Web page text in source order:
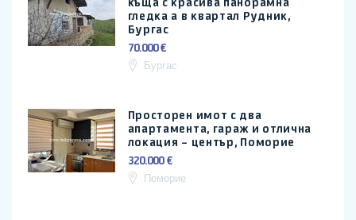
гледка а в квартал Рудник,
Бургас
70.000 €
Бургас
Просторен имот с два
апартамента, гараж и отлична
локация – център, Поморие
320.000 €
Поморие